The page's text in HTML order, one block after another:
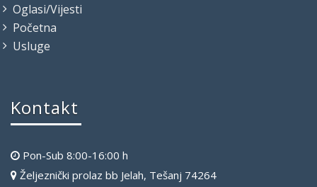
Oglasi/Vijesti
Početna
Usluge
Kontakt
Pon-Sub 8:00-16:00 h
Željeznički prolaz bb Jelah, Tešanj 74264